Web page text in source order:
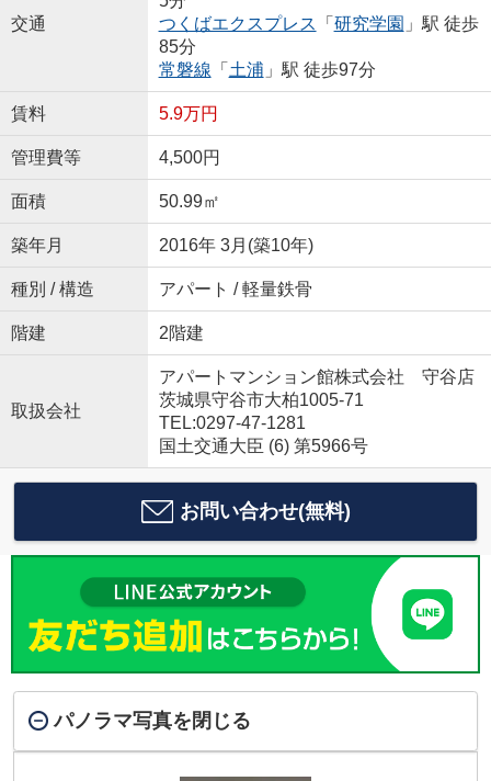
交通
つくばエクスプレス 「 研究学園 」駅 徒歩
85分
常磐線 「 土浦 」駅 徒歩97分
賃料 5.9万円
管理費等 4,500円
面積 50.99㎡
築年月 2016年 3月(築10年)
種別 / 構造 アパート / 軽量鉄骨
階建 2階建
取扱会社
アパートマンション館株式会社 守谷店
茨城県守谷市大柏1005-71
TEL:0297-47-1281
国土交通大臣 (6) 第5966号
お問い合わせ(無料)
パノラマ写真を閉じる